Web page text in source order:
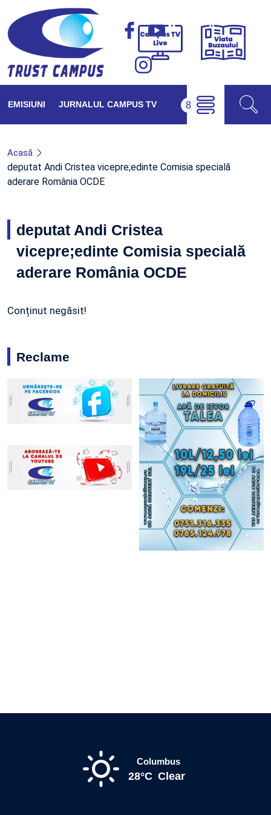
Campus
Viața
EMISIUNI JURNALUL CAMPUS TV
Acasă
deputat Andi Cristea vicepre;edinte Comisia specială
aderare România OCDE
deputat Andi Cristea
vicepre;edinte Comisia specială
aderare România OCDE
Conținut negăsit!
Reclame
Columbus
28°C Clear